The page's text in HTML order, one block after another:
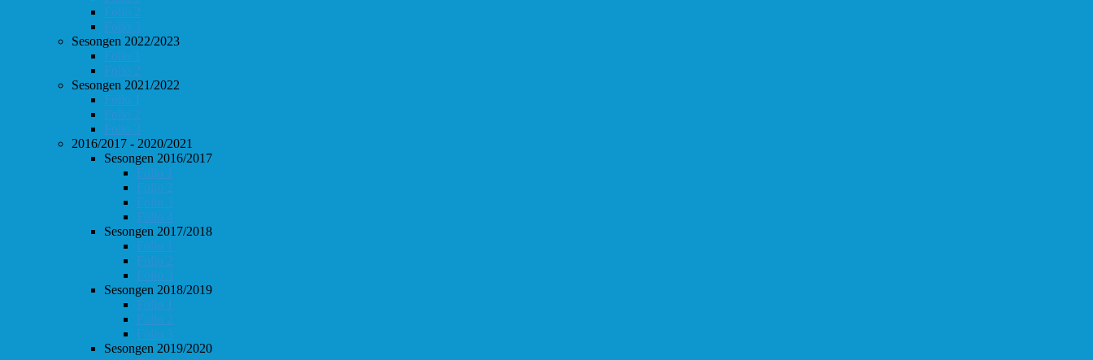
Follo 2
Follo 3
Sesongen 2022/2023
Follo 1
Follo 2
Sesongen 2021/2022
Follo 1
Follo 2
Follo 3
2016/2017 - 2020/2021
Sesongen 2016/2017
Follo 1
Follo 2
Follo 3
Follo 4
Sesongen 2017/2018
Follo 1
Follo 2
Follo 3
Sesongen 2018/2019
Follo 1
Follo 2
Follo 3
Sesongen 2019/2020